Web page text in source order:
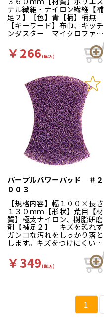
テル繊維・ナイロン繊維【補
足２】【色】青【柄】柄無
【キーワード】布巾、キッチ
ンダスター マイクロファイ
バーの働きで、汚れをきれい
にふき取ります。洗濯して繰
り返し使用可能なお手頃タイ
￥266(税込)
パープルパワーパッド ＃２
００３
【規格内容】幅１００×長さ
１３０ｍｍ【形状】荒目【材
質】極太ナイロン、樹脂研磨
剤【補足２】 キズを恐れず
ガンコな汚れをしっかり落と
します。キズをつけにくい樹
脂研磨剤と耐久性に優れた極
太ナイロン繊維のコラボレー
ション！
￥349(税込)
1